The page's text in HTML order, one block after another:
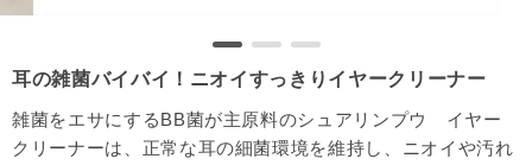
耳の雑菌バイバイ！ニオイすっきりイヤークリーナー
雑菌をエサにするBB菌が主原料のシュアリンプウ イヤー
クリーナーは、正常な耳の細菌環境を維持し、ニオイや汚れ